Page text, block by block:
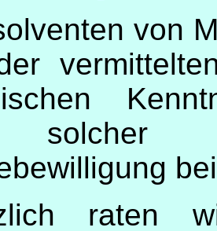
von
solcher
raten